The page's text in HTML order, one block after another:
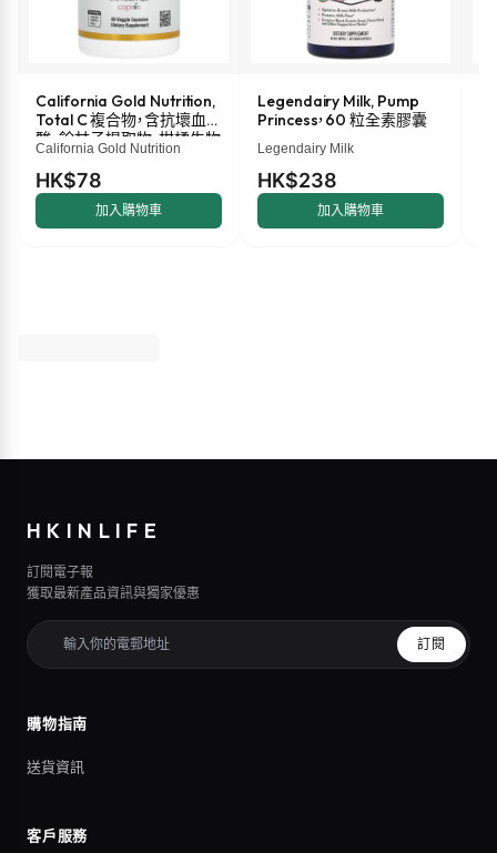
California Gold Nutrition,
Total C 複合物，含抗壞血
酸、餘甘子提取物、柑橘生物
類黃酮和玫瑰果提取物，
500 毫克，60 粒素食膠囊
California Gold Nutrition
HK$78
加入購物車
Legendairy Milk, Pump
Princess，60 粒全素膠囊
Legendairy Milk
HK$238
加入購物車
HKINLIFE
訂閱電子報
獲取最新產品資訊與獨家優惠
訂閱
購物指南
送貨資訊
客戶服務